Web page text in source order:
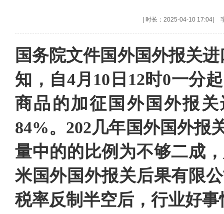
时长：2025-04-10 17:04
国务院文件国外国外报关
知，自4月10日12时0一分
商品的加征国外国外报
84%。202几年国外国外报
量中的的比例为不够二成
米国外国外报关后果有限
税率反制半空后，行业好